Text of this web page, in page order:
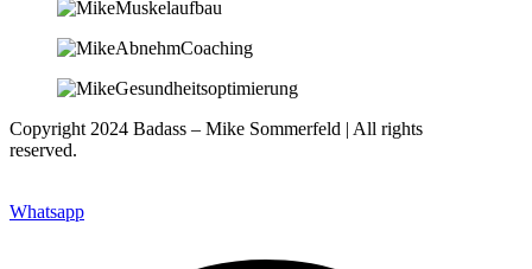
Copyright 2024 Badass – Mike Sommerfeld | All rights
reserved.
Whatsapp